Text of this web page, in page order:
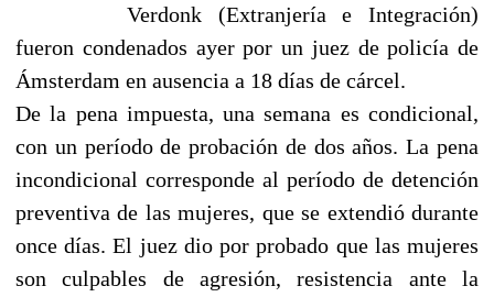
Verdonk (Extranjería e Integración)
fueron condenados ayer por un juez de policía de
Ámsterdam en ausencia a 18 días de cárcel.
De la pena impuesta, una semana es condicional,
con un período de probación de dos años. La pena
incondicional corresponde al período de detención
preventiva de las mujeres, que se extendió durante
once días. El juez dio por probado que las mujeres
son culpables de agresión, resistencia ante la